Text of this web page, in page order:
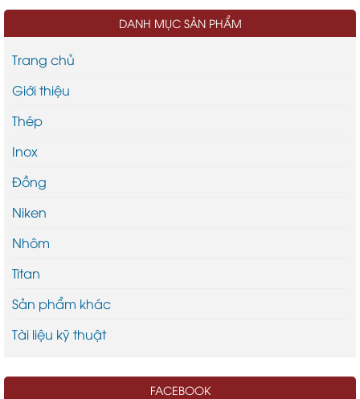
DANH MỤC SẢN PHẨM
Trang chủ
Giới thiệu
Thép
Inox
Đồng
Niken
Nhôm
Titan
Sản phẩm khác
Tài liệu kỹ thuật
FACEBOOK